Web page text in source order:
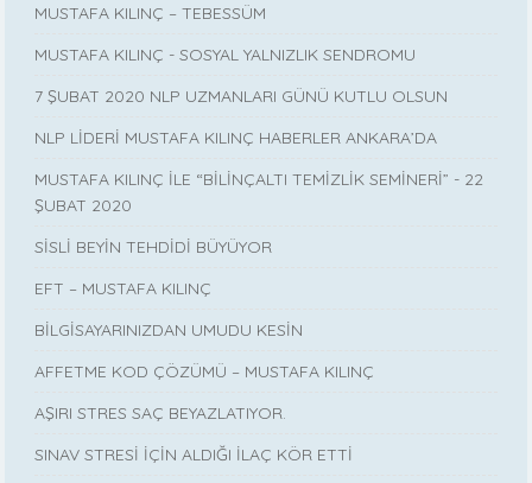
MUSTAFA KILINÇ – TEBESSÜM
MUSTAFA KILINÇ - SOSYAL YALNIZLIK SENDROMU
7 ŞUBAT 2020 NLP UZMANLARI GÜNÜ KUTLU OLSUN
NLP LİDERİ MUSTAFA KILINÇ HABERLER ANKARA’DA
MUSTAFA KILINÇ İLE “BİLİNÇALTI TEMİZLİK SEMİNERİ” - 22
ŞUBAT 2020
SİSLİ BEYİN TEHDİDİ BÜYÜYOR
EFT – MUSTAFA KILINÇ
BİLGİSAYARINIZDAN UMUDU KESİN
AFFETME KOD ÇÖZÜMÜ – MUSTAFA KILINÇ
AŞIRI STRES SAÇ BEYAZLATIYOR.
SINAV STRESİ İÇİN ALDIĞI İLAÇ KÖR ETTİ